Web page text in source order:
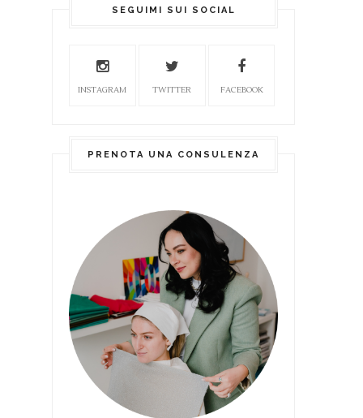
SEGUIMI SUI SOCIAL
INSTAGRAM TWITTER FACEBOOK
PRENOTA UNA CONSULENZA